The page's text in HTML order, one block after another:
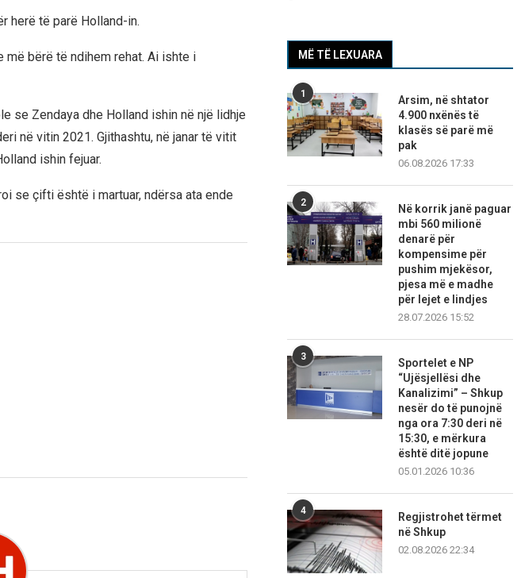
herë të parë Holland-in.
më bërë të ndihem rehat. Ai ishte i
se Zendaya dhe Holland ishin në një lidhje
në vitin 2021. Gjithashtu, në janar të vitit
ishin fejuar.
se çifti është i martuar, ndërsa ata ende
MË TË LEXUARA
1
Arsim, në shtator
4.900 nxënës të
klasës së parë më
pak
06.08.2026 17:33
2
Në korrik janë paguar
mbi 560 milionë
denarë për
kompensime për
pushim mjekësor,
pjesa më e madhe
për lejet e lindjes
28.07.2026 15:52
3
Sportelet e NP
“Ujësjellësi dhe
Kanalizimi” – Shkup
nesër do të punojnë
nga ora 7:30 deri në
15:30, e mërkura
është ditë jopune
05.01.2026 10:36
4
Regjistrohet tërmet
në Shkup
02.08.2026 22:34